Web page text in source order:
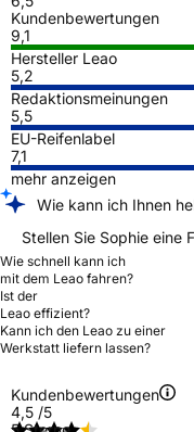
Kundenbewertungen
9,1
Hersteller Leao
5,2
Redaktionsmeinungen
5,5
EU-Reifenlabel
7,1
mehr anzeigen
Wie kann ich Ihnen
Stellen Sie Sophie eine
Wie schnell kann ich
mit dem Leao fahren?
Ist der
Leao effizient?
Kann ich den Leao zu einer
Werkstatt liefern lassen?
Kundenbewertungen
4,5 /5